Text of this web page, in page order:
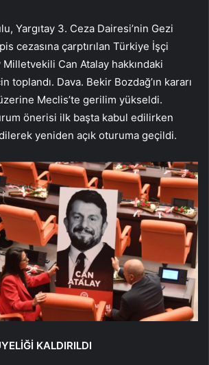
Yargıtay 3. Ceza Dairesi’nin Gezi
cezasına çarptırılan Türkiye İşçi
Can Atalay hakkındaki
toplandı. Dava. Bekir Bozdağ’ın kararı
Meclis’te gerilim yükseldi.
önerisi ilk başta kabul edilirken
yeniden açık oturuma geçildi.
KALDIRILDI